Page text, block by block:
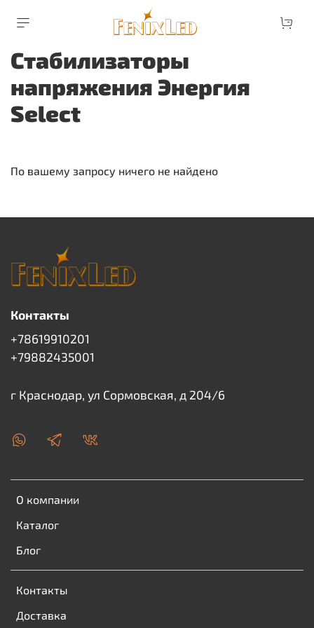
Стабилизаторы
напряжения Энергия
Select
По вашему запросу ничего не найдено
О компании
Каталог
Блог
Контакты
Доставка
Контакты
+78619910201
+79882435001
г Краснодар, ул Сормовская, д 204/6